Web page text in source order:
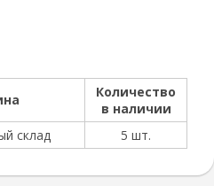
Количество
в наличии
склад
5 шт.